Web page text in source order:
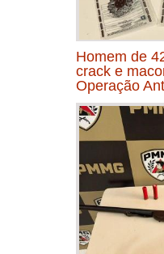
Homem de
crack e
Operação